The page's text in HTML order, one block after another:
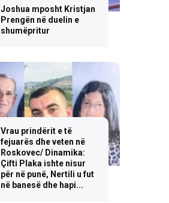
Joshua mposht Kristjan
Prengën në duelin e
shumëpritur
Vrau prindërit e të
fejuarës dhe veten në
Roskovec/ Dinamika:
Çifti Plaka ishte nisur
për në punë, Nertili u fut
në banesë dhe hapi...